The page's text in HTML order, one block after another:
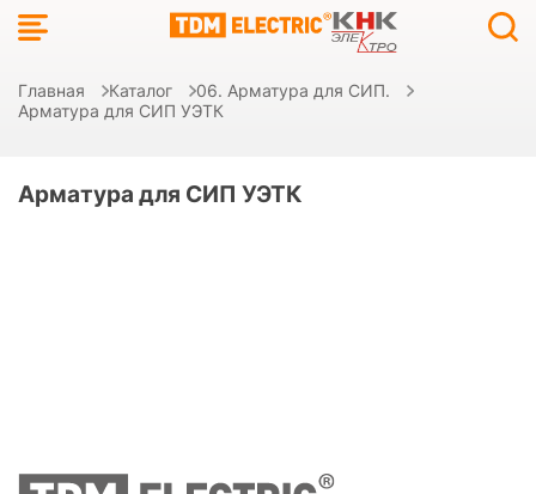
Главная Каталог
06. Арматура для СИП.
Арматура для СИП УЭТК
Арматура для СИП УЭТК